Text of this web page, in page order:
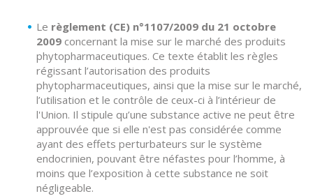
Le règlement (CE) n°1107/2009 du 21 octobre
2009 concernant la mise sur le marché des produits
phytopharmaceutiques. Ce texte établit les règles
régissant l’autorisation des produits
phytopharmaceutiques, ainsi que la mise sur le marché,
l’utilisation et le contrôle de ceux-ci à l’intérieur de
l'Union. Il stipule qu’une substance active ne peut être
approuvée que si elle n'est pas considérée comme
ayant des effets perturbateurs sur le système
endocrinien, pouvant être néfastes pour l’homme, à
moins que l’exposition à cette substance ne soit
négligeable.